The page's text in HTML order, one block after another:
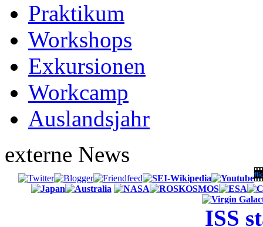
Praktikum
Workshops
Exkursionen
Workcamp
Auslandsjahr
externe News
ISS